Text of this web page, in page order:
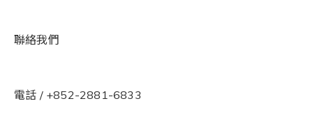
聯絡我們
電話 / +852-2881-6833